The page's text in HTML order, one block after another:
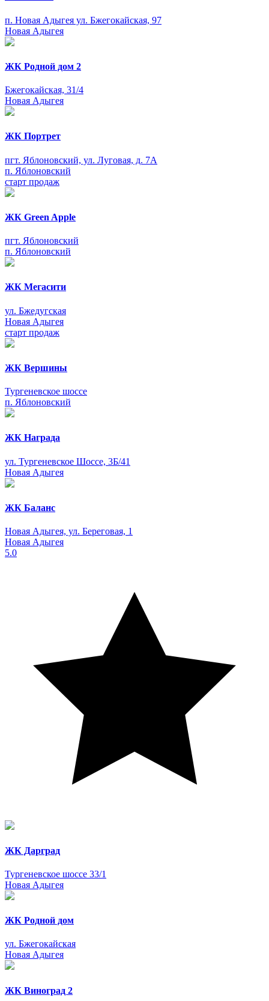
п. Новая Адыгея ул. Бжегокайская, 97
Новая Адыгея
ЖК Родной дом 2
Бжегокайская, 31/4
Новая Адыгея
ЖК Портрет
пгт. Яблоновский, ул. Луговая, д. 7А
п. Яблоновский
старт продаж
ЖК Green Apple
пгт. Яблоновский
п. Яблоновский
ЖК Мегасити
ул. Бжедугская
Новая Адыгея
старт продаж
ЖК Вершины
Тургеневское шоссе
п. Яблоновский
ЖК Награда
ул. Тургеневское Шоссе, 3Б/41
Новая Адыгея
ЖК Баланс
Новая Адыгея, ул. Береговая, 1
Новая Адыгея
5.0
ЖК Дарград
Тургеневское шоссе 33/1
Новая Адыгея
ЖК Родной дом
ул. Бжегокайская
Новая Адыгея
ЖК Виноград 2